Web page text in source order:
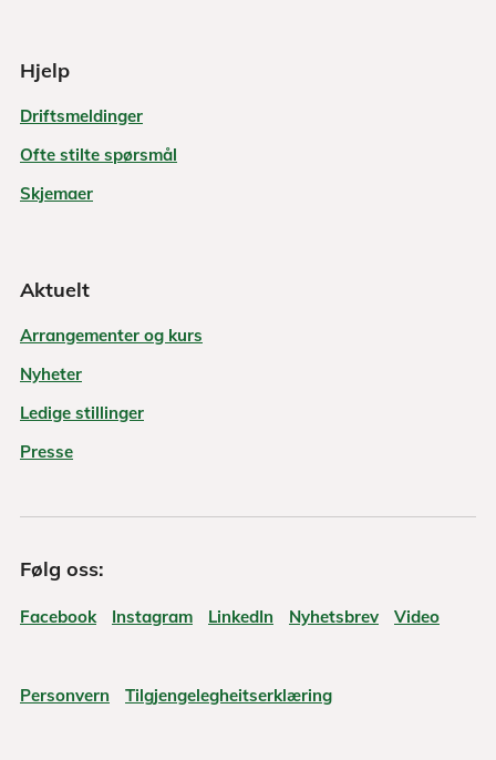
Hjelp
Driftsmeldinger
Ofte stilte spørsmål
Skjemaer
Aktuelt
Arrangementer og kurs
Nyheter
Ledige stillinger
Presse
Følg oss:
Facebook Instagram LinkedIn Nyhetsbrev Video
Personvern Tilgjengelegheitserklæring